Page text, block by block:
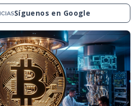
Síguenos en Google